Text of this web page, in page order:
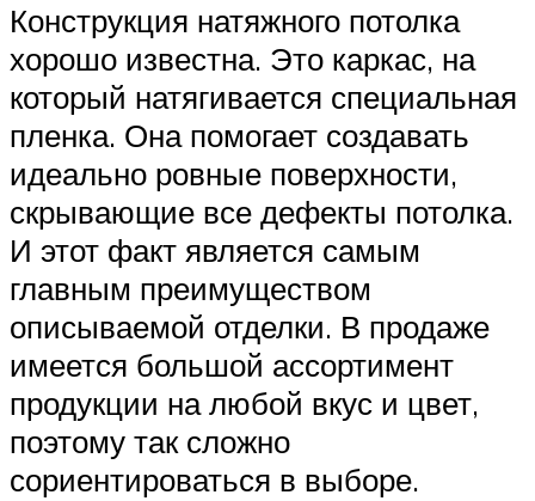
Конструкция натяжного потолка
хорошо известна. Это каркас, на
который натягивается специальная
пленка. Она помогает создавать
идеально ровные поверхности,
скрывающие все дефекты потолка.
И этот факт является самым
главным преимуществом
описываемой отделки. В продаже
имеется большой ассортимент
продукции на любой вкус и цвет,
поэтому так сложно
сориентироваться в выборе.